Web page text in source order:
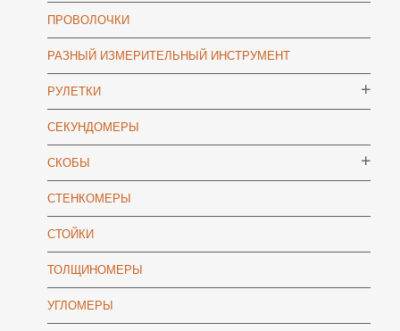
ПРОВОЛОЧКИ
РАЗНЫЙ ИЗМЕРИТЕЛЬНЫЙ ИНСТРУМЕНТ
РУЛЕТКИ
СЕКУНДОМЕРЫ
СКОБЫ
СТЕНКОМЕРЫ
СТОЙКИ
ТОЛЩИНОМЕРЫ
УГЛОМЕРЫ